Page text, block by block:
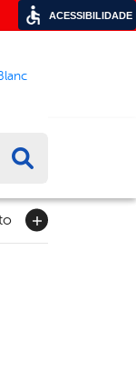
ACESSIBILIDADE